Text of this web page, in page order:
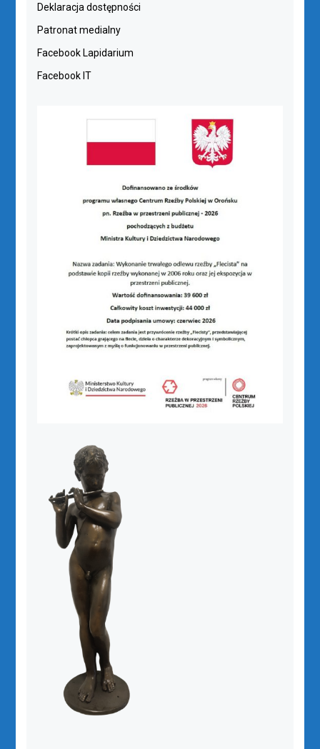
Deklaracja dostępności
Patronat medialny
Facebook Lapidarium
Facebook IT